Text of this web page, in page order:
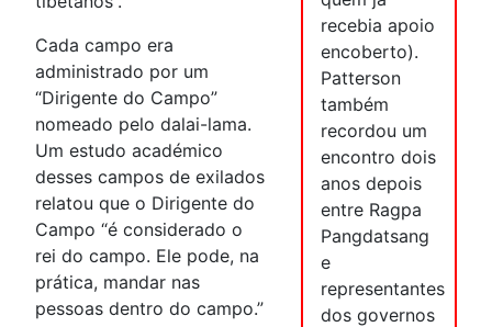
recebia apoio
encoberto).
Patterson
também
recordou um
encontro dois
anos depois
entre Ragpa
Pangdatsang
e
representantes
dos governos
Cada campo era
administrado por um
“Dirigente do Campo”
nomeado pelo dalai-lama.
Um estudo académico
desses campos de exilados
relatou que o Dirigente do
Campo “é considerado o
rei do campo. Ele pode, na
prática, mandar nas
pessoas dentro do campo.”